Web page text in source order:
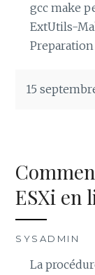
gcc make
ExtUtils-
15
ESXi en
SYSADMIN
La